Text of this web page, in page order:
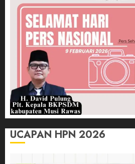
UCAPAN HPN 2026